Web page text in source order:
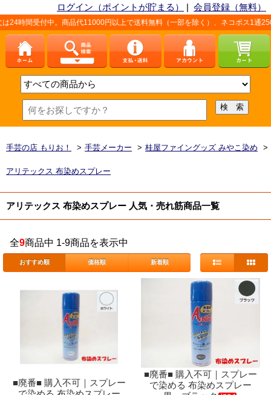
ログイン（ポイントが貯まる） | 会員登録（無料）
時間受付中。商品代11000円以上で送料無料（一部を除く）、ネコポス1通250
手芸の店 もりお！ > 手芸メーカー > 桂屋ファイングッズ みやこ染め >
アリテックス 布染めスプレー
アリテックス 布染めスプレー 人気・売れ筋商品一覧
全9商品中 1-9商品を表示中
おすすめ順 価格順 新着順
■廃番■ 購入不可｜スプレー
■廃番■ 購入不可｜スプレー
で染める 布染めスプレー